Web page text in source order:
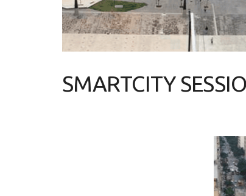
SMARTCITY